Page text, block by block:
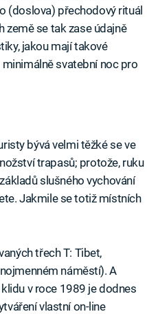
(doslova) přechodový rituál
země se tak zase údajně
jakou mají takové
svatební noc pro
bývá velmi těžké se ve
trapasů; protože, ruku
slušného vychování
Jakmile se totiž místních
třech T: Tibet,
náměstí). A
v roce 1989 je dodnes
vlastní on-line